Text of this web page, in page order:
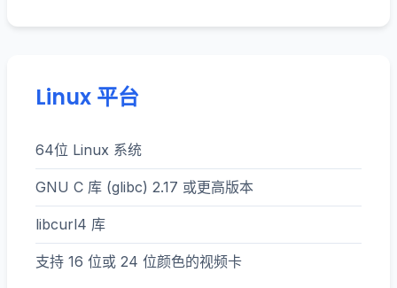
Linux 平台
64位 Linux 系统
GNU C 库 (glibc) 2.17 或更高版本
libcurl4 库
支持 16 位或 24 位颜色的视频卡